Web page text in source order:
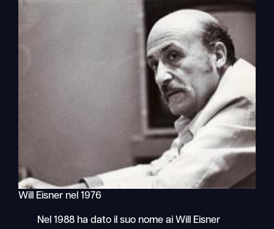
Will Eisner nel 1976
Nel 1988 ha dato il suo nome ai Will Eisner